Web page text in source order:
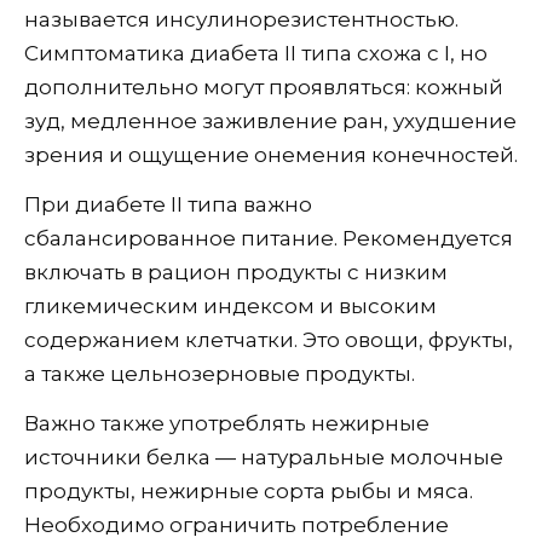
называется инсулинорезистентностью.
Симптоматика диабета II типа схожа с I, но
дополнительно могут проявляться: кожный
зуд, медленное заживление ран, ухудшение
зрения и ощущение онемения конечностей.
При диабете II типа важно
сбалансированное питание. Рекомендуется
включать в рацион продукты с низким
гликемическим индексом и высоким
содержанием клетчатки. Это овощи, фрукты,
а также цельнозерновые продукты.
Важно также употреблять нежирные
источники белка — натуральные молочные
продукты, нежирные сорта рыбы и мяса.
Необходимо ограничить потребление